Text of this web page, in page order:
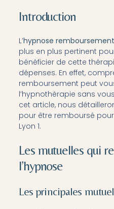
Introduction
L’hypnose remboursement
plus en plus pertinent
bénéficier de cette
dépenses. En effet,
remboursement peut
l’hypnothérapie sans
cet article, nous
pour être remboursé
Lyon 1.
Les mutuelles qui
l’hypnose
Les principales